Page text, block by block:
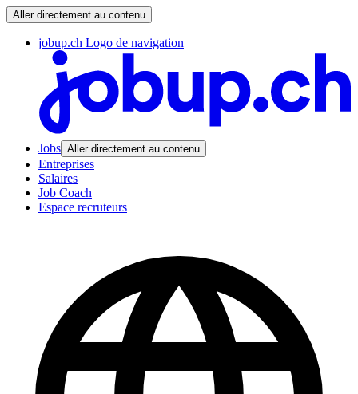
Aller directement au contenu
jobup.ch Logo de navigation
Jobs Aller directement au contenu
Entreprises
Salaires
Job Coach
Espace recruteurs